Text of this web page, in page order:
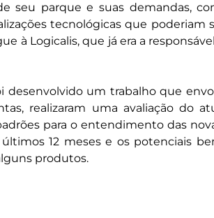
seu parque e suas demandas,
tecnológicas que poderiam
à Logicalis, que já era a
desenvolvido um trabalho que
realizaram uma avaliação do
para o entendimento das
12 meses e os potenciais
produtos.